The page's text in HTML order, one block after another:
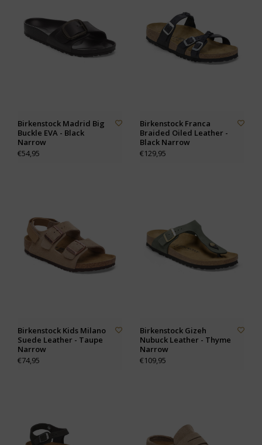
Birkenstock Madrid Big
Buckle EVA - Black
Narrow
€54,95
Birkenstock Franca
Braided Oiled Leather -
Black Narrow
€129,95
Birkenstock Kids Milano
Suede Leather - Taupe
Narrow
€74,95
Birkenstock Gizeh
Nubuck Leather - Thyme
Narrow
€109,95